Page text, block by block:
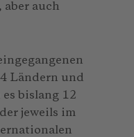
auch
Ländern und
bislang 12
jeweils im